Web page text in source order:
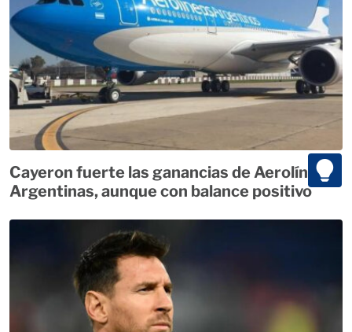
Cayeron fuerte las ganancias de Aerolíneas
Argentinas, aunque con balance positivo